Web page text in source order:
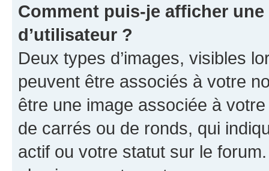
Comment puis-je afficher
d’utilisateur ?
Deux types d’images, visibles
peuvent être associés à votre
être une image associée à
de carrés ou de ronds, qui
actif ou votre statut sur le